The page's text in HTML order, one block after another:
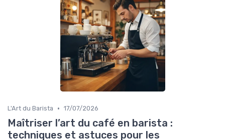
L'Art du Barista • 17/07/2026
Maîtriser l’art du café en barista :
techniques et astuces pour les